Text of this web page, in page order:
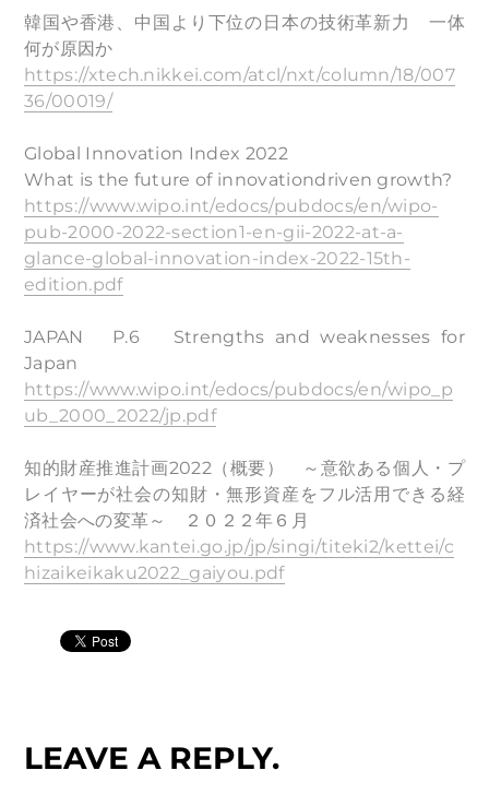
韓国や香港、中国より下位の日本の技術革新力 一体
何が原因か
https://xtech.nikkei.com/atcl/nxt/column/18/007
36/00019/
Global Innovation Index 2022
What is the future of innovationdriven growth?
https://www.wipo.int/edocs/pubdocs/en/wipo-
pub-2000-2022-section1-en-gii-2022-at-a-
glance-global-innovation-index-2022-15th-
edition.pdf
JAPAN P.6 Strengths and weaknesses for
Japan
https://www.wipo.int/edocs/pubdocs/en/wipo_p
ub_2000_2022/jp.pdf
知的財産推進計画2022（概要） ～意欲ある個人・プ
レイヤーが社会の知財・無形資産をフル活用できる経
済社会への変革～ ２０２２年６月
https://www.kantei.go.jp/jp/singi/titeki2/kettei/c
hizaikeikaku2022_gaiyou.pdf
LEAVE A REPLY.